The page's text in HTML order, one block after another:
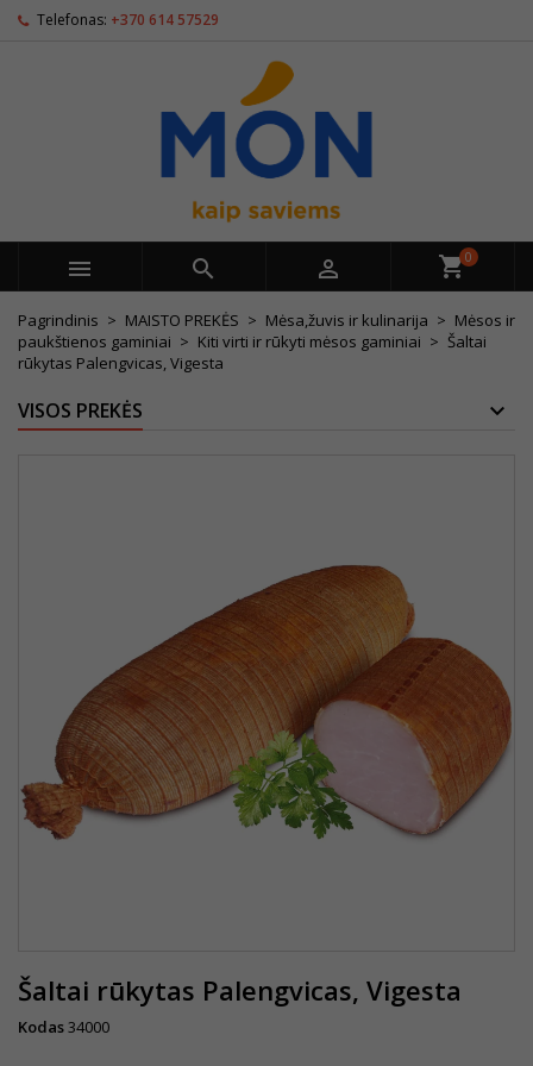
Telefonas: +370 614 57529
   0
Pagrindinis MAISTO PREKĖS Mėsa,žuvis ir kulinarija
Mėsos ir
paukštienos gaminiai
Kiti virti ir rūkyti mėsos gaminiai
Šaltai
rūkytas Palengvicas, Vigesta
VISOS PREKĖS
Šaltai rūkytas Palengvicas, Vigesta
Kodas34000